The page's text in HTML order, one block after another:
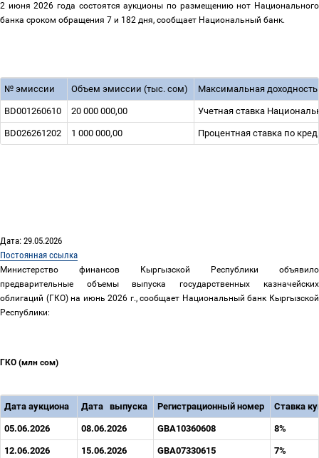
2 июня 2026 года состоятся аукционы по размещению нот Национального
банка сроком обращения 7 и 182 дня, сообщает Национальный банк.
№ эмиссии Объем эмиссии (тыс. сом) Максимальная
BD001260610 20 000 000,00 Учетная ставка
BD026261202 1 000 000,00 Процентная ставка по
Дата: 29.05.2026
Постоянная ссылка
Министерство финансов Кыргызской Республики объявило
предварительные объемы выпуска государственных казначейских
облигаций (ГКО) на июнь 2026 г., сообщает Национальный банк Кыргызской
Республики:
ГКО (млн сом)
Дата аукциона Дата выпуска Регистрационный номер Ставка
05.06.2026 08.06.2026 GBA10360608 8%
12.06.2026 15.06.2026 GBA07330615 7%